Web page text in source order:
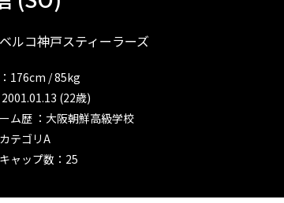
ルコ神戸スティーラーズ
176cm / 85kg
(22歳)
ム歴 ：大阪朝鮮高級学校
テゴリA
ャップ数：25